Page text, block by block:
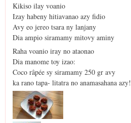
Kikiso ilay voanio
Izay habeny hitiavanao azy fidio
Avy eo jereo tsara ny lanjany
Dia ampio siramamy mitovy aminy
Raha voanio iray no ataonao
Dia manome toy izao:
Coco râpée sy siramamy 250 gr avy
ka rano tapa- litatra no anamasahana azy!